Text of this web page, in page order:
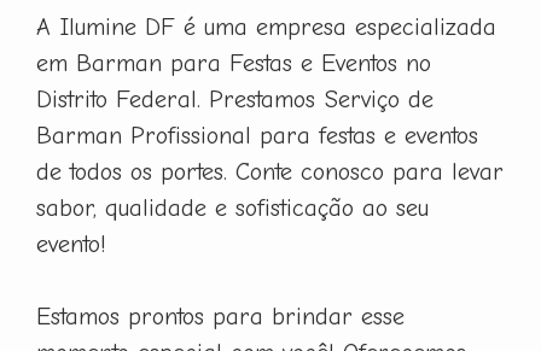
A Ilumine DF é uma empresa especializada
em Barman para Festas e Eventos no
Distrito Federal. Prestamos Serviço de
Barman Profissional para festas e eventos
de todos os portes. Conte conosco para levar
sabor, qualidade e sofisticação ao seu
evento!
Estamos prontos para brindar esse